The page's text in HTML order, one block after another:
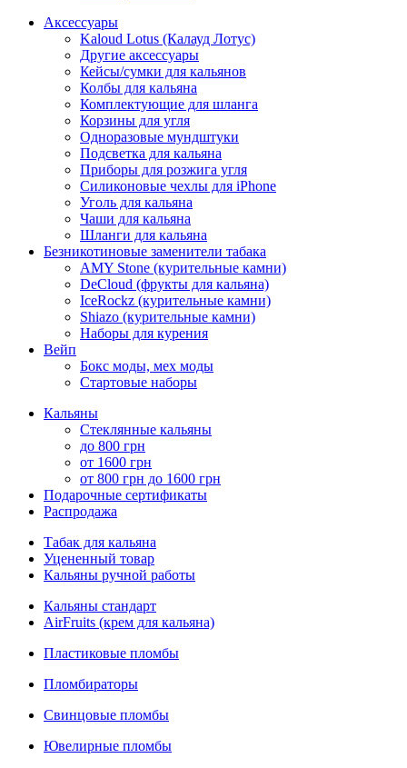
Аксессуары
Kaloud Lotus (Калауд Лотус)
Другие аксессуары
Кейсы/сумки для кальянов
Колбы для кальяна
Комплектующие для шланга
Корзины для угля
Одноразовые мундштуки
Подсветка для кальяна
Приборы для розжига угля
Силиконовые чехлы для iPhone
Уголь для кальяна
Чаши для кальяна
Шланги для кальяна
Безникотиновые заменители табака
AMY Stone (курительные камни)
DeCloud (фрукты для кальяна)
IceRockz (курительные камни)
Shiazo (курительные камни)
Наборы для курения
Вейп
Бокс моды, мех моды
Стартовые наборы
Кальяны
Стеклянные кальяны
до 800 грн
от 1600 грн
от 800 грн до 1600 грн
Подарочные сертификаты
Распродажа
Табак для кальяна
Уцененный товар
Кальяны ручной работы
Кальяны стандарт
AirFruits (крем для кальяна)
Пластиковые пломбы
Пломбираторы
Свинцовые пломбы
Ювелирные пломбы